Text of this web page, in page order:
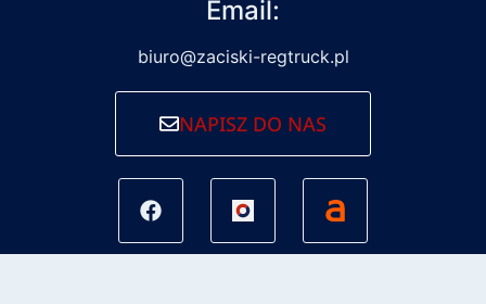
Email:
biuro@zaciski-regtruck.pl
NAPISZ DO NAS